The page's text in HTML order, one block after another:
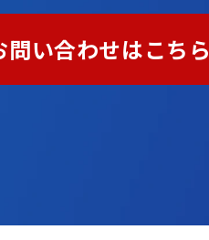
問い合わせはこちら